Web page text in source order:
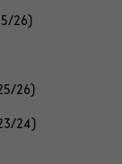
26)
26)
24)